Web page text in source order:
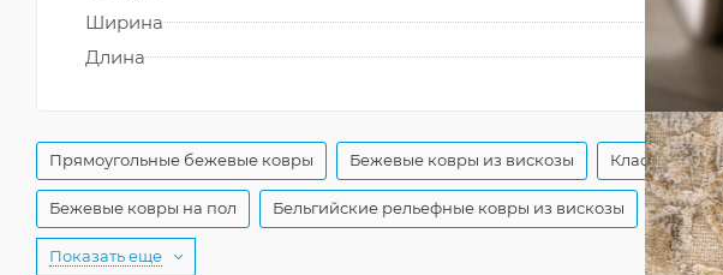
Ширина
Длина
Прямоугольные бежевые ковры Бежевые ковры из вискозы
Бежевые ковры на пол Бельгийские рельефные ковры из вискозы
Показать еще